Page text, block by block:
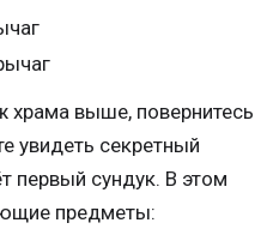
храма выше, повернитесь
увидеть секретный
первый сундук. В этом
предметы: